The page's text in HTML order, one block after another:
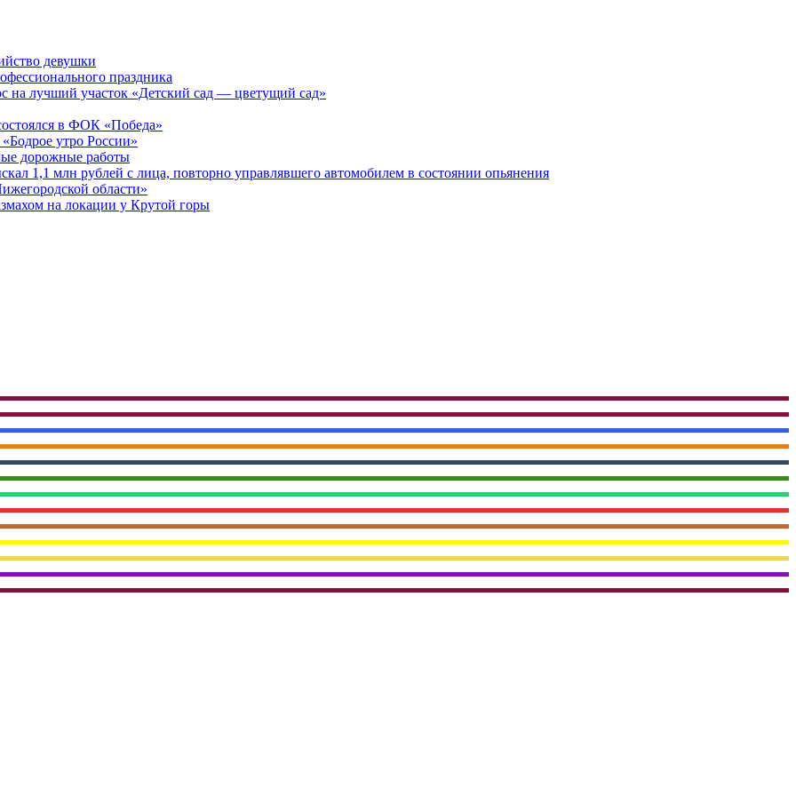
девушки
праздника
на лучший участок «Детский сад — цветущий сад»
в ФОК «Победа»
утро России»
дорожные работы
1,1 млн рублей с лица, повторно управлявшего автомобилем в состоянии опьянения
области»
на локации у Крутой горы